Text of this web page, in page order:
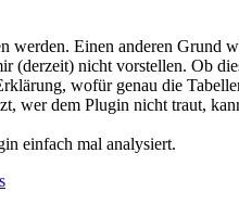
Einen anderen
(derzeit) nicht vorstellen. Ob
wofür genau die
wer dem Plugin nicht traut,
einfach mal analysiert.